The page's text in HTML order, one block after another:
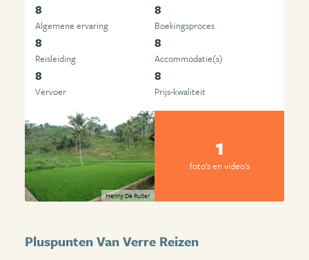
8
Algemene ervaring
8
Boekingsproces
8
Reisleiding
8
Accommodatie(s)
8
Vervoer
8
Prijs-kwaliteit
Henny De Ruiter
1
foto's en video's
Pluspunten Van Verre Reizen